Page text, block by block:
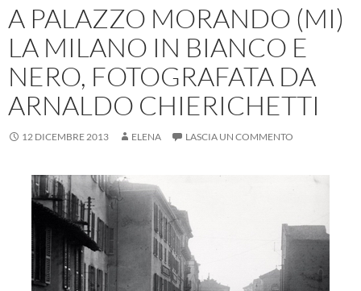
A PALAZZO MORANDO (MI)
LA MILANO IN BIANCO E
NERO, FOTOGRAFATA DA
ARNALDO CHIERICHETTI
12 DICEMBRE 2013 ELENA LASCIA UN COMMENTO